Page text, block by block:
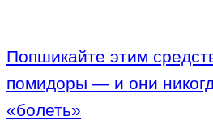
Попшикайте этим
помидоры — и они
«болеть»